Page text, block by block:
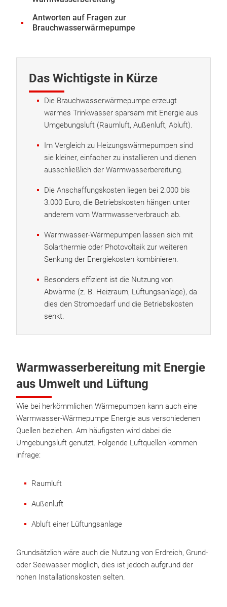
Antworten auf Fragen zur
Brauchwasserwärmepumpe
Das Wichtigste in Kürze
Die Brauchwasserwärmepumpe erzeugt
warmes Trinkwasser sparsam mit Energie aus
Umgebungsluft (Raumluft, Außenluft, Abluft).
Im Vergleich zu Heizungswärmepumpen sind
sie kleiner, einfacher zu installieren und dienen
ausschließlich der Warmwasserbereitung.
Die Anschaffungskosten liegen bei 2.000 bis
3.000 Euro, die Betriebskosten hängen unter
anderem vom Warmwasserverbrauch ab.
Warmwasser-Wärmepumpen lassen sich mit
Solarthermie oder Photovoltaik zur weiteren
Senkung der Energiekosten kombinieren.
Besonders effizient ist die Nutzung von
Abwärme (z. B. Heizraum, Lüftungsanlage), da
dies den Strombedarf und die Betriebskosten
senkt.
Warmwasserbereitung mit Energie
aus Umwelt und Lüftung
Wie bei herkömmlichen Wärmepumpen kann auch eine
Warmwasser-Wärmepumpe Energie aus verschiedenen
Quellen beziehen. Am häufigsten wird dabei die
Umgebungsluft genutzt. Folgende Luftquellen kommen
infrage:
Raumluft
Außenluft
Abluft einer Lüftungsanlage
Grundsätzlich wäre auch die Nutzung von Erdreich, Grund-
oder Seewasser möglich, dies ist jedoch aufgrund der
hohen Installationskosten selten.